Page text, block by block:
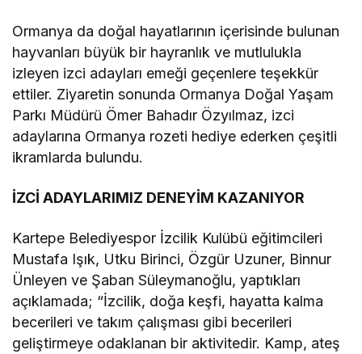
Ormanya da doğal hayatlarının içerisinde bulunan
hayvanları büyük bir hayranlık ve mutlulukla
izleyen izci adayları emeği geçenlere teşekkür
ettiler. Ziyaretin sonunda Ormanya Doğal Yaşam
Parkı Müdürü Ömer Bahadır Özyılmaz, izci
adaylarına Ormanya rozeti hediye ederken çeşitli
ikramlarda bulundu.
İZCİ ADAYLARIMIZ DENEYİM KAZANIYOR
Kartepe Belediyespor İzcilik Kulübü eğitimcileri
Mustafa Işık, Utku Birinci, Özgür Uzuner, Binnur
Ünleyen ve Şaban Süleymanoğlu, yaptıkları
açıklamada; “İzcilik, doğa keşfi, hayatta kalma
becerileri ve takım çalışması gibi becerileri
geliştirmeye odaklanan bir aktivitedir. Kamp, ateş